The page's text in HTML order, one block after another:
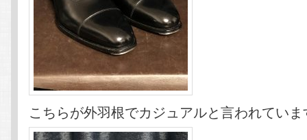
こちらが外羽根でカジュアルと言われてい